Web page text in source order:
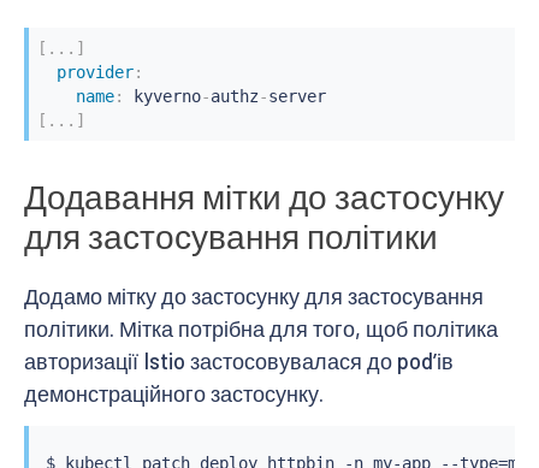
[ ... ]
provider:
name: kyverno-authz-
server
[ ... ]
Додавання мітки до застосунку
для застосування політики
Додамо мітку до застосунку для застосування
політики. Мітка потрібна для того, щоб політика
авторизації Istio застосовувалася до podʼів
демонстраційного застосунку.
$ kubectl patch deploy httpbin -n my-app --type=